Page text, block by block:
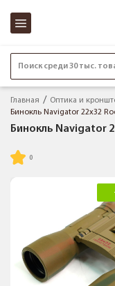
Поиск среди 30 тыс.
Главная Оптика и
Бинокль Navigator 22x32
Бинокль Navigator